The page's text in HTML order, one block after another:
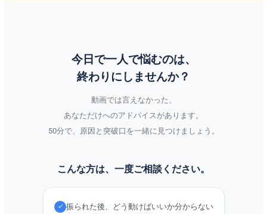
今日で一人で悩むのは、
終わりにしませんか？
動画では言えなかった、
あなただけへのアドバイスがあります。
50分で、原因と突破口を一緒に見つけましょう。
こんな方は、一度ご相談ください。
✓ 振られた後、どう動けばいいか分からない